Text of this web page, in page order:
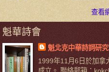
查看
魁華詩會
魁北克中華詩詞研
1999年11月6日於加拿